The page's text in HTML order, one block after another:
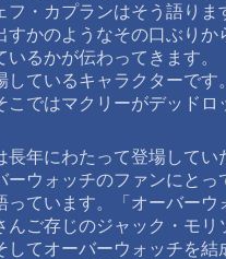
フ・カプランはそう語り
すかのようなその口ぶり
いるかが伝わってきます
しているキャラクターです
こではマクリーがデッド
長年にわたって登場して
ーウォッチのファンにと
っています。「オーバー
んご存じのジャック・モ
してオーバーウォッチを